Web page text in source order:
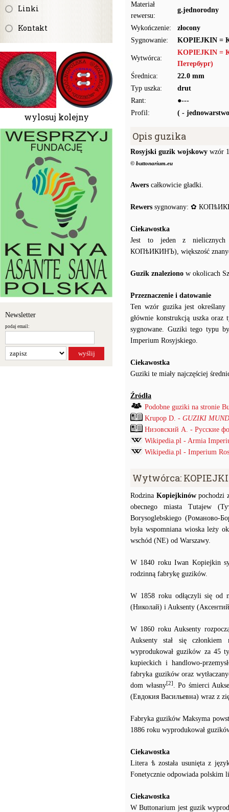
Linki
Kontakt
wylosuj kolejny
Newsletter
podaj email:
Materiał
rewersu:
g.jednorodny
Wykończenie:
złocony
Sygnowanie:
KOPIEJKIN
Wytwórca:
KOPIEJKIN
Петербург)
Średnica:
22.0 mm
Typ uszka:
drut
Rant:
●---
Profil:
( -
Opis guzika
Rosyjski guzik wojskowy wzór
© buttonarium.eu
Awers całkowicie gładki.
Rewers sygnowany: ✿
Ciekawostka
Jest to jeden z nielicznych
КОПѣИКИНЪ), większość
Guzik znaleziono w okolicach
Przeznaczenie i datowanie
Ten wzór guzika jest
głównie konstrukcją uszka oraz
sygnowane. Guziki tego typu
Imperium Rosyjskiego.
Ciekawostka
Guziki te miały najczęściej
Źródła
Podobne guziki na stronie
Krupop D. - GUZIKI
Низовский А. - Русские
Wikipedia.pl - Armia
Wikipedia.pl - Imperium
Wytwórca:
Rodzina Kopiejkinówpochodzi
obecnego miasta Tutajew
Borysoglebskiego (Романово-
była wspomniana wioska leży
wschód (NE) od Warszawy.
W 1840 roku Iwan Kopiejkin
rodzinną fabrykę guzików.
W 1858 roku odłączyli się od
(Николай) i Auksenty
W 1860 roku Auksenty
Auksenty stał się członkiem
wyprodukował guzików za 45
kupieckich i handlowo-
fabryka guzików oraz
dom własny[2] . Po śmierci
(Евдокия Васильевна) wraz z
Fabryka guzików Maksyma
1886 roku wyprodukował
Ciekawostka
Litera ѣ została usunięta z
Fonetycznie odpowiada polskim
Ciekawostka
W Buttonarium jest guzik